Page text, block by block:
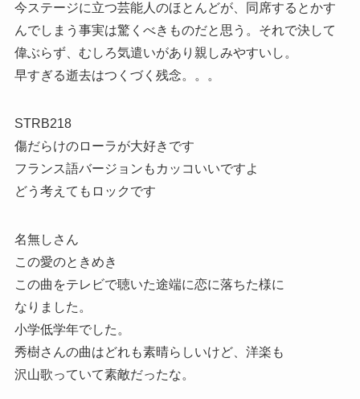
今ステージに立つ芸能人のほとんどが、同席するとかす
んでしまう事実は驚くべきものだと思う。それで決して
偉ぶらず、むしろ気遣いがあり親しみやすいし。
早すぎる逝去はつくづく残念。。。
STRB218
傷だらけのローラが大好きです
フランス語バージョンもカッコいいですよ
どう考えてもロックです
名無しさん
この愛のときめき
この曲をテレビで聴いた途端に恋に落ちた様に
なりました。
小学低学年でした。
秀樹さんの曲はどれも素晴らしいけど、洋楽も
沢山歌っていて素敵だったな。